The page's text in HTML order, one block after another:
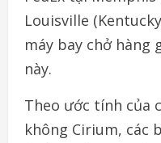
Louisville
máy bay chở
này.
Theo ước tính của
không Cirium, các